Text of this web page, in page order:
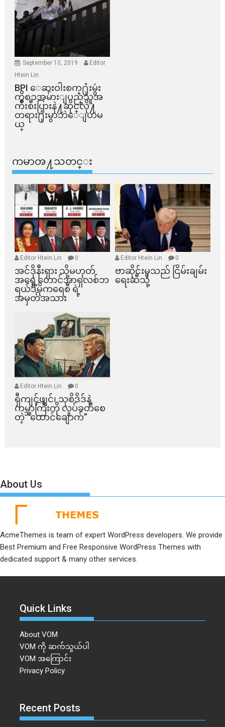
September 10, 2019
Editor
Htein Lin
BPI ​ေဆးဝါးစက္​႐ုံးမွဴး
ကိစၥအမ်ားျပည္​သူအ
က်ိဳးစီးပြားနဲ႔ဆိုင္​လို႔
တရား႐ုံးမွာဘဲေျပာမ
ယ္​
ကမာၻ႔သတင္း
Editor Htein Lin 0
အင်ဒိုနီးရှား သို့မဟုတ်
အရှေ့တောင်အာရှလစ်ဘ
ရယ်ဒီမိုကရေစီ ရဲ့
အမှတ်အသား
Editor Htein Lin 0
ဗာဆိုင်းမှသည် ငြိမ်းချမ်း
ရေးဆီသို့
Editor Htein Lin 0
ရှီကျင့်ဖျင်၊ သုစိဒိဒ်နဲ့
ကမ္ဘာကြီးကို လှုပ်ခတ်စေ
တဲ့ “ထောင်ချောက်”
About Us
AcmeThemes is team of expert WordPress developers. We provide
Best Premium and Free Responsive WordPress Themes with
dedicated support & many other services.
Quick Links
About VOM
VOM ကို ဆက်သွယ်ပါ
VOM အကြောင်း
Privacy Policy
Recent Posts